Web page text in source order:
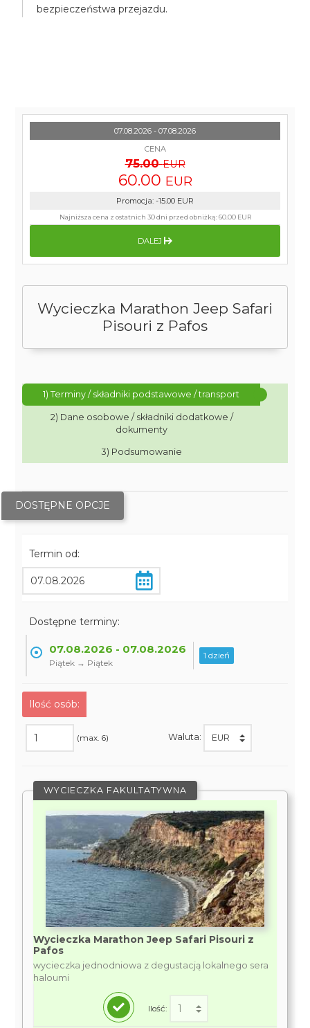
bezpieczeństwa przejazdu.
Wycieczka Marathon Jeep Safari
Pisouri z Pafos
1) Terminy / składniki podstawowe / transport
2) Dane osobowe / składniki dodatkowe /
dokumenty
3) Podsumowanie
DOSTĘPNE OPCJE
Termin od:
Dostępne terminy:
07.08.2026 - 07.08.2026
Piątek → Piątek
1 dzień
Ilość osób:
(max. 6) Waluta:
WYCIECZKA FAKULTATYWNA
Wycieczka Marathon Jeep Safari Pisouri z
Pafos
wycieczka jednodniowa z degustacją lokalnego sera
haloumi
Ilość:
07.08.2026 - 07.08.2026
CENA
75.00 EUR
60.00 EUR
Promocja: -15.00 EUR
Najniższa cena z ostatnich 30 dni przed obniżką:60.00 EUR
DALEJ